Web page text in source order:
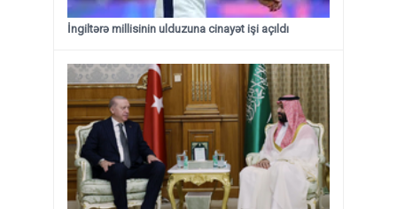
İngiltərə millisinin ulduzuna cinayət işi açıldı